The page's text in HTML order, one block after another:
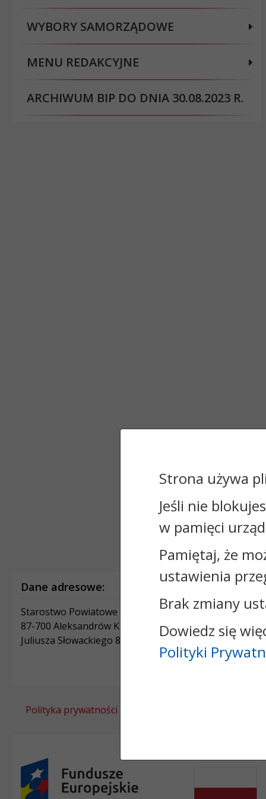
WYBORY SAMORZĄDOWE
MENU REDAKCYJNE
ARCHIWUM BIP DO DNIA 30.08.2023 R.
Dane adresowe:
Starostwo Powiatowe w Aleksandrowie Kujawskim
87-700 Aleksandrów Kujawski
Juliusza Słowackiego 8
Polityka prywatności
Strona używa
Jeśli nie
w pamięci
Pamiętaj, że
ustawienia
Brak zmiany
Dowiedz się
Polityki